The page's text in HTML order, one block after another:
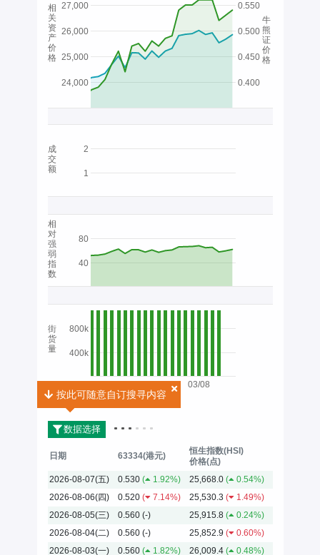
03/08
24,000
25,000
26,000
27,000
0.400
0.450
0.500
0.550
1
2
40
80
400k
800k
2026
相
关
资
产
价
格
牛
熊
证
价
格
成
交
额
相
对
强
弱
指
数
街
货
量
数据选择
按此可随意自订搜寻内容
按此可随意自订搜寻内容
日期 63334(港元)
恒生指数(HSI)
价格(点)
2026-08-07(五)
0.530 ( 1.92%) 25,668.0 (
0.54%)
2026-08-06(四)
0.520 ( 7.14%) 25,530.3 (
1.49%)
2026-08-05(三)
0.560 (-) 25,915.8 (
0.24%)
2026-08-04(二)
0.560 (-) 25,852.9 (
0.60%)
2026-08-03(一)
0.560 ( 1.82%) 26,009.4 ( 0.48%)